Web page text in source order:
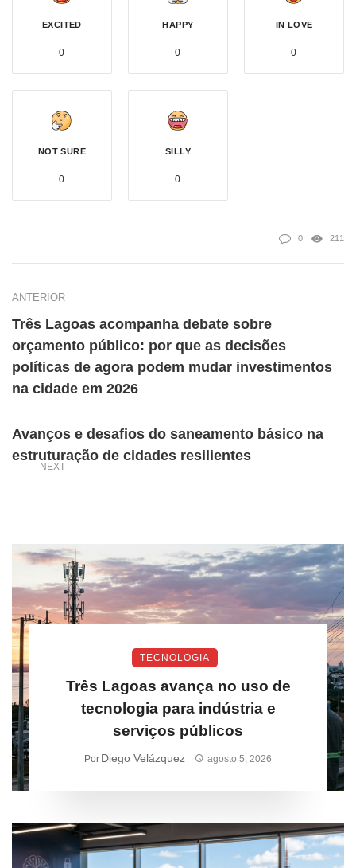
EXCITED
0
HAPPY
0
IN LOVE
0
NOT SURE
0
SILLY
0
0 211
ANTERIOR
Três Lagoas acompanha debate sobre
orçamento público: por que as decisões
políticas de agora podem mudar investimentos
na cidade em 2026
NEXT
Avanços e desafios do saneamento básico na
estruturação de cidades resilientes
TECNOLOGIA
Três Lagoas avança no uso de
tecnologia para indústria e
serviços públicos
Por Diego Velázquez agosto 5, 2026